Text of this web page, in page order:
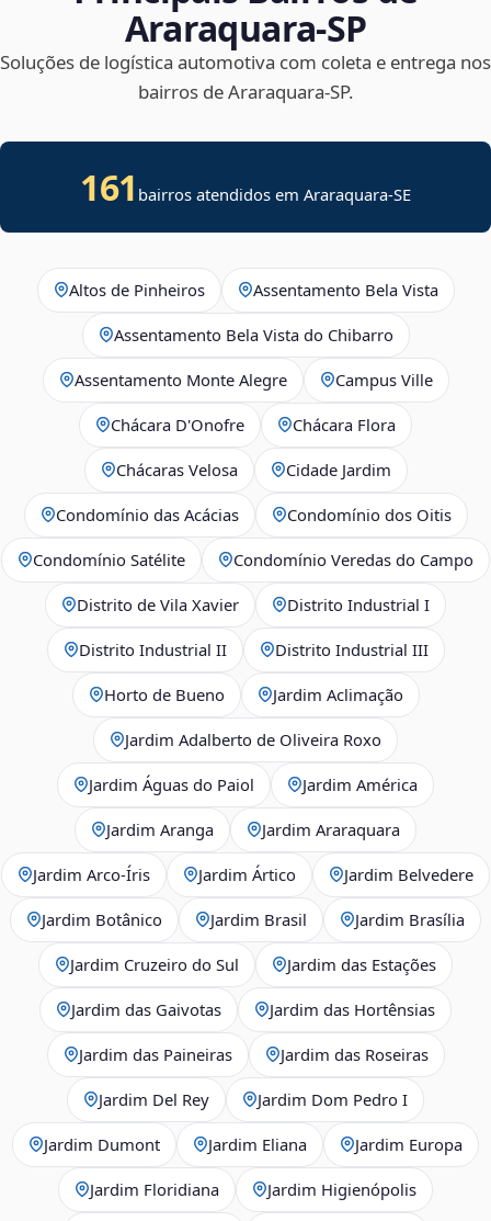
Araraquara‑SP
Soluções de logística automotiva com coleta e entrega nos
bairros de Araraquara‑SP.
161 bairros atendidos em Araraquara-SE
Altos de Pinheiros Assentamento Bela Vista
Assentamento Bela Vista do Chibarro
Assentamento Monte Alegre Campus Ville
Chácara D'Onofre Chácara Flora
Chácaras Velosa Cidade Jardim
Condomínio das Acácias Condomínio dos Oitis
Condomínio Satélite Condomínio Veredas do Campo
Distrito de Vila Xavier Distrito Industrial I
Distrito Industrial II Distrito Industrial III
Horto de Bueno Jardim Aclimação
Jardim Adalberto de Oliveira Roxo
Jardim Águas do Paiol Jardim América
Jardim Aranga Jardim Araraquara
Jardim Arco‑Íris Jardim Ártico Jardim Belvedere
Jardim Botânico Jardim Brasil Jardim Brasília
Jardim Cruzeiro do Sul Jardim das Estações
Jardim das Gaivotas Jardim das Hortênsias
Jardim das Paineiras Jardim das Roseiras
Jardim Del Rey Jardim Dom Pedro I
Jardim Dumont Jardim Eliana Jardim Europa
Jardim Floridiana Jardim Higienópolis